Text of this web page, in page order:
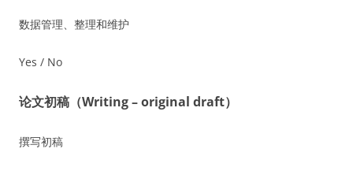
数据管理、整理和维护
Yes / No
论文初稿（Writing – original draft）
撰写初稿